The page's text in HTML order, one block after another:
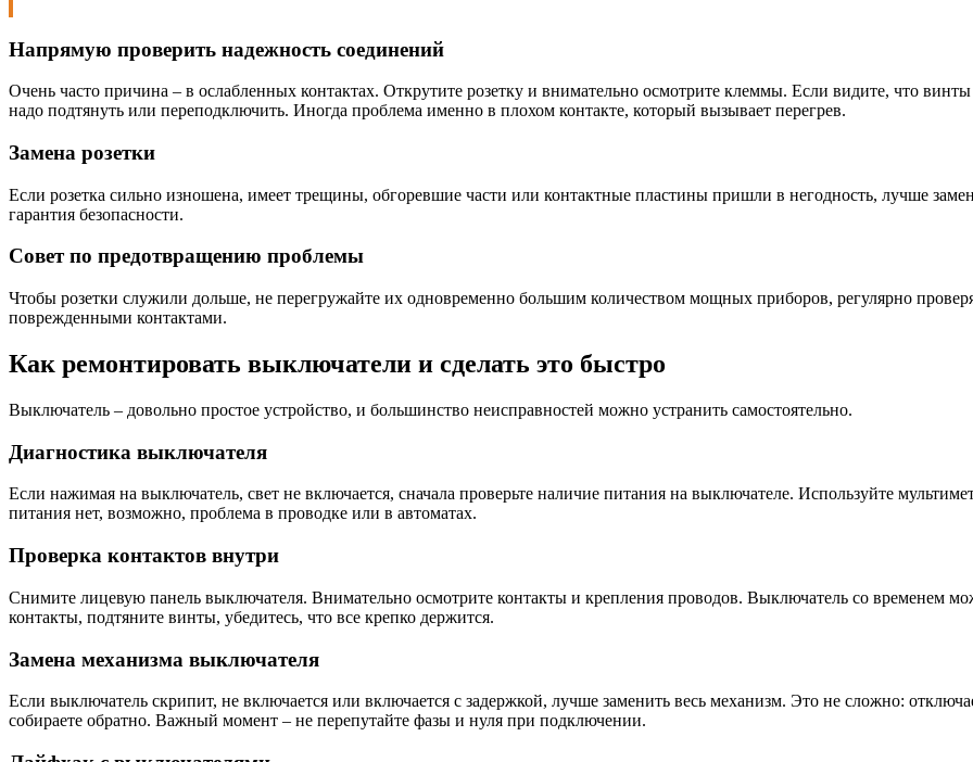
Напрямую проверить надежность соединений
Очень часто причина – в ослабленных контактах. Открутите розетку и внимательно осмотрите клеммы. Если видите, что
надо подтянуть или переподключить. Иногда проблема именно в плохом контакте, который вызывает перегрев.
Замена розетки
Если розетка сильно изношена, имеет трещины, обгоревшие части или контактные пластины пришли в негодность, лучше
гарантия безопасности.
Совет по предотвращению проблемы
Чтобы розетки служили дольше, не перегружайте их одновременно большим количеством мощных приборов, регулярно
поврежденными контактами.
Как ремонтировать выключатели и сделать это быстро
Выключатель – довольно простое устройство, и большинство неисправностей можно устранить самостоятельно.
Диагностика выключателя
Если нажимая на выключатель, свет не включается, сначала проверьте наличие питания на выключателе. Используйте
питания нет, возможно, проблема в проводке или в автоматах.
Проверка контактов внутри
Снимите лицевую панель выключателя. Внимательно осмотрите контакты и крепления проводов. Выключатель со временем
контакты, подтяните винты, убедитесь, что все крепко держится.
Замена механизма выключателя
Если выключатель скрипит, не включается или включается с задержкой, лучше заменить весь механизм. Это не сложно:
собираете обратно. Важный момент – не перепутайте фазы и нуля при подключении.